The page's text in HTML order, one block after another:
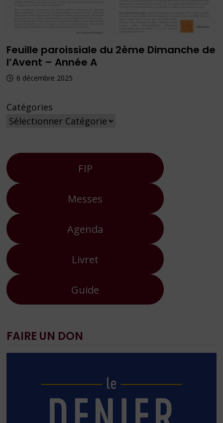
Feuille paroissiale du 2ème Dimanche de
l’Avent – Année A
6 décembre 2025
Catégories
FIP
Messes
Agenda
Livret
Guide
FAIRE UN DON